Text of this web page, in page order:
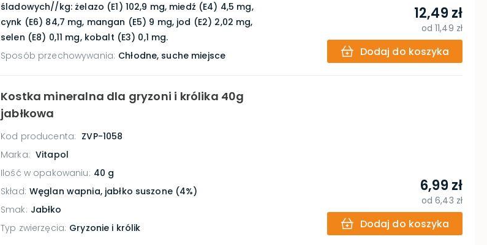
śladowych//kg: żelazo (E1) 102,9 mg, miedź (E4) 4,5 mg,
cynk (E6) 84,7 mg, mangan (E5) 9 mg, jod (E2) 2,02 mg,
selen (E8) 0,11 mg, kobalt (E3) 0,1 mg.
Sposób przechowywania: Chłodne, suche miejsce
12,49 zł
od11,49 zł
Dodaj do koszyka
Kostka mineralna dla gryzoni i królika 40g
jabłkowa
Kod producenta: ZVP-1058
Marka: Vitapol
Ilość w opakowaniu: 40 g
Skład: Węglan wapnia, jabłko suszone (4%)
Smak: Jabłko
Typ zwierzęcia: Gryzonie i królik
6,99 zł
od6,43 zł
Dodaj do koszyka